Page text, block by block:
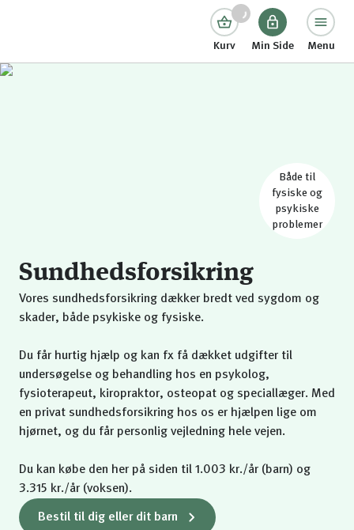
Kurv Min Side Menu
Både til
fysiske og
psykiske
problemer
Sundhedsforsikring
Vores sundhedsforsikring dækker bredt ved sygdom og
skader, både psykiske og fysiske.
Du får hurtig hjælp og kan fx få dækket udgifter til
undersøgelse og behandling hos en psykolog,
fysioterapeut, kiropraktor, osteopat og speciallæger. Med
en privat sundhedsforsikring hos os er hjælpen lige om
hjørnet, og du får personlig vejledning hele vejen.
Du kan købe den her på siden til 1.003 kr./år (barn) og
3.315 kr./år (voksen).
Bestil til dig eller dit barn